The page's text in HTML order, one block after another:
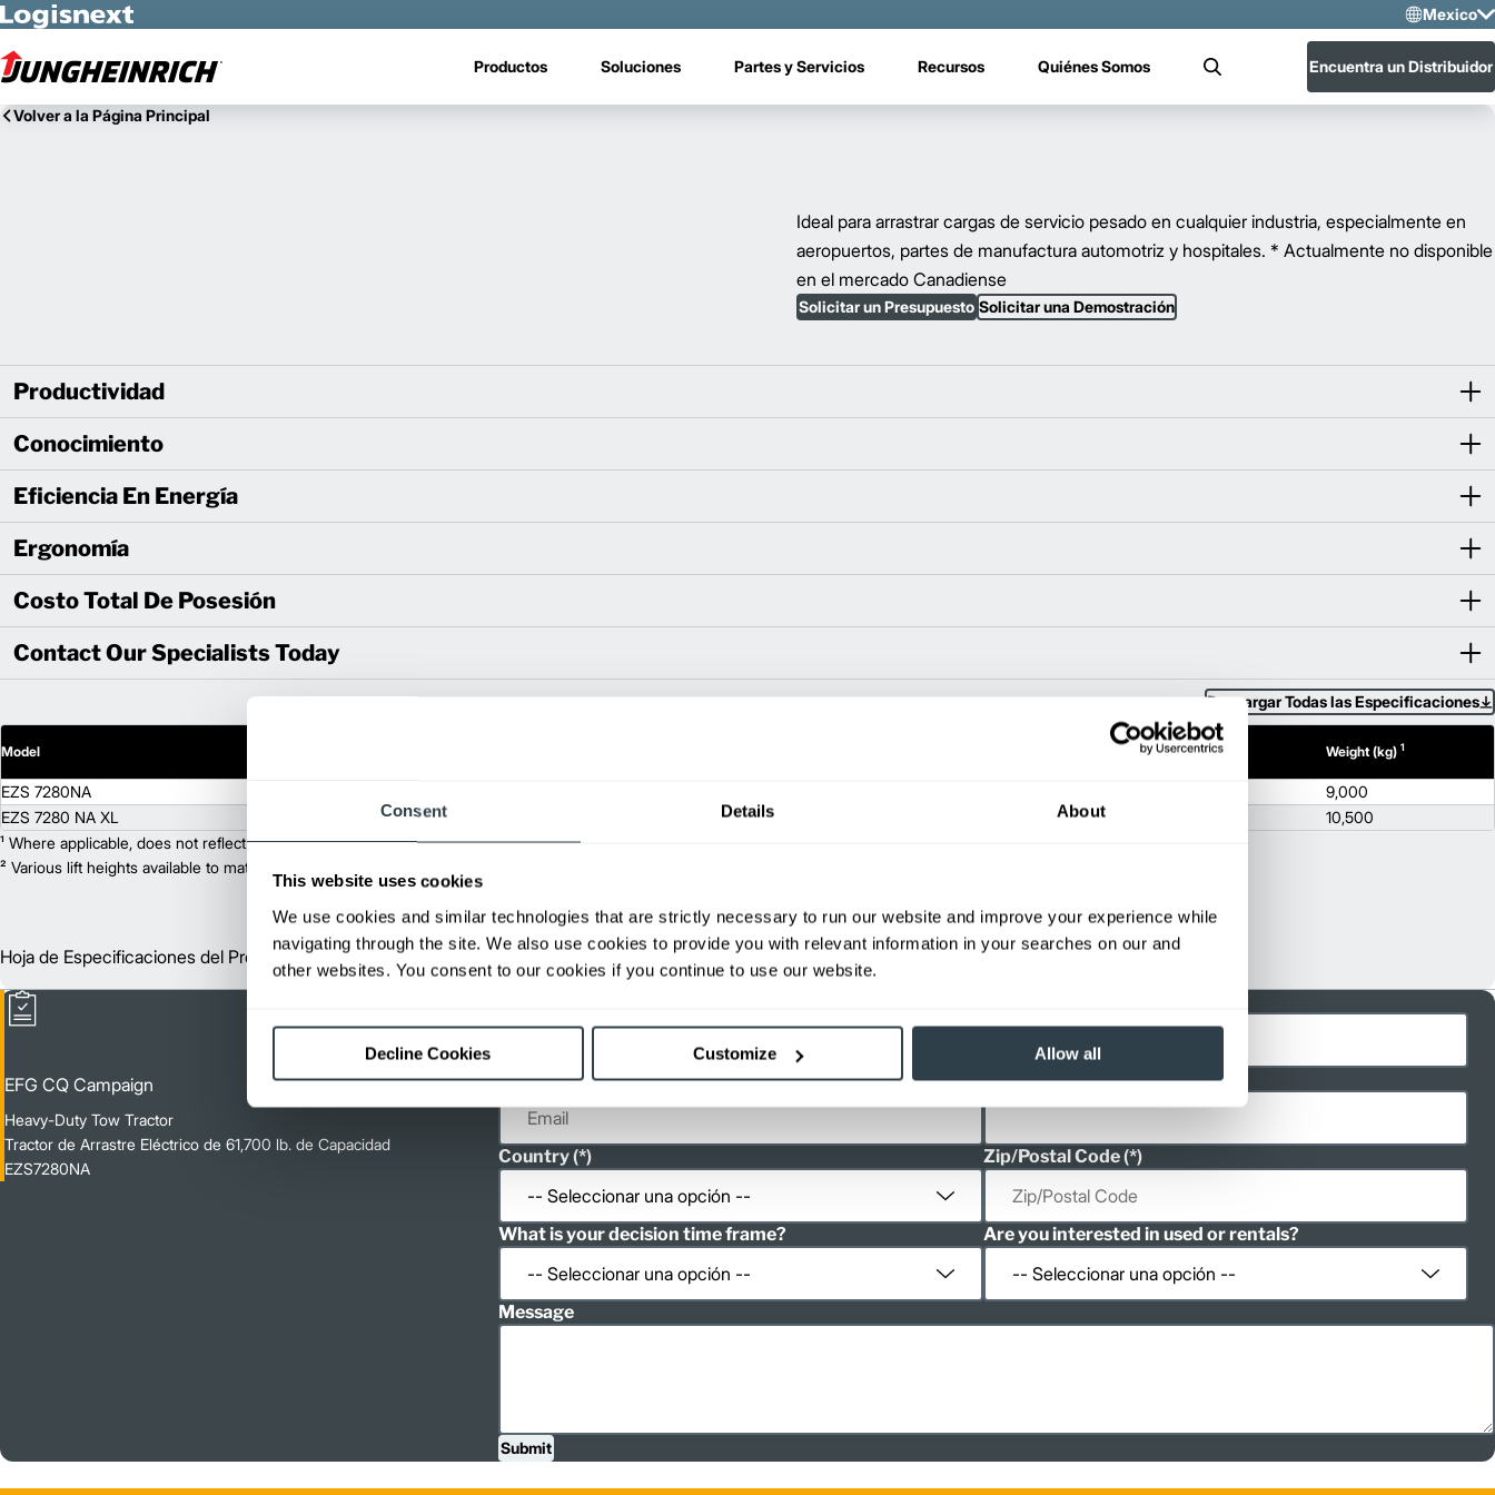
Consent Details About
This website uses cookies
We use cookies and similar technologies that are strictly necessary to run our website and improve your experience while
navigating through the site. We also use cookies to provide you with relevant information in your searches on our and
other websites. You consent to our cookies if you continue to use our website.
Decline Cookies Customize Allow all
Skip to Main Content
Mexico
Productos Soluciones Partes y Servicios Recursos Quiénes Somos Buscar Encuentra un Distribuidor
Volver a la Página Principal
Ideal para arrastrar cargas de servicio pesado en cualquier industria, especialmente en
aeropuertos, partes de manufactura automotriz y hospitales. * Actualmente no disponible
en el mercado Canadiense
Solicitar un Presupuesto Solicitar una Demostración
Productividad
Conocimiento
Eficiencia En Energía
Ergonomía
Costo Total De Posesión
Contact Our Specialists Today
Descargar Todas las Especificaciones
Model Height (mm) Weight (kg) 1
EZS 7280NA
9,000
EZS 7280 NA XL
N/A
10,500
¹ Where applicable, does not reflect optional mast collapsed height or additional weight.
² Various lift heights available to match your exact needs. Where applicable, value shown is maximum fork height available as an optional mast.
Hoja de Especificaciones del Producto Español
EFG CQ Campaign
Heavy-Duty Tow Tractor
Tractor de Arrastre Eléctrico de 61,700 lb. de Capacidad
EZS7280NA
Email Phone
Country Zip/Postal Code
What is your decision time frame? Are you interested in used or rentals?
Message
Submit